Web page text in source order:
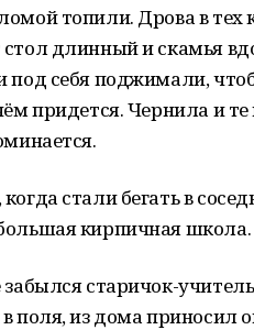
топили. Дрова в тех
длинный и скамья
под себя поджимали,
придется. Чернила и
стали бегать в
кирпичная школа.
старичок-
поля, из дома приносил